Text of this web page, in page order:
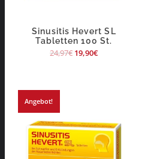
Sinusitis Hevert SL
Tabletten 100 St.
24,97€ 19,90€
Angebot!